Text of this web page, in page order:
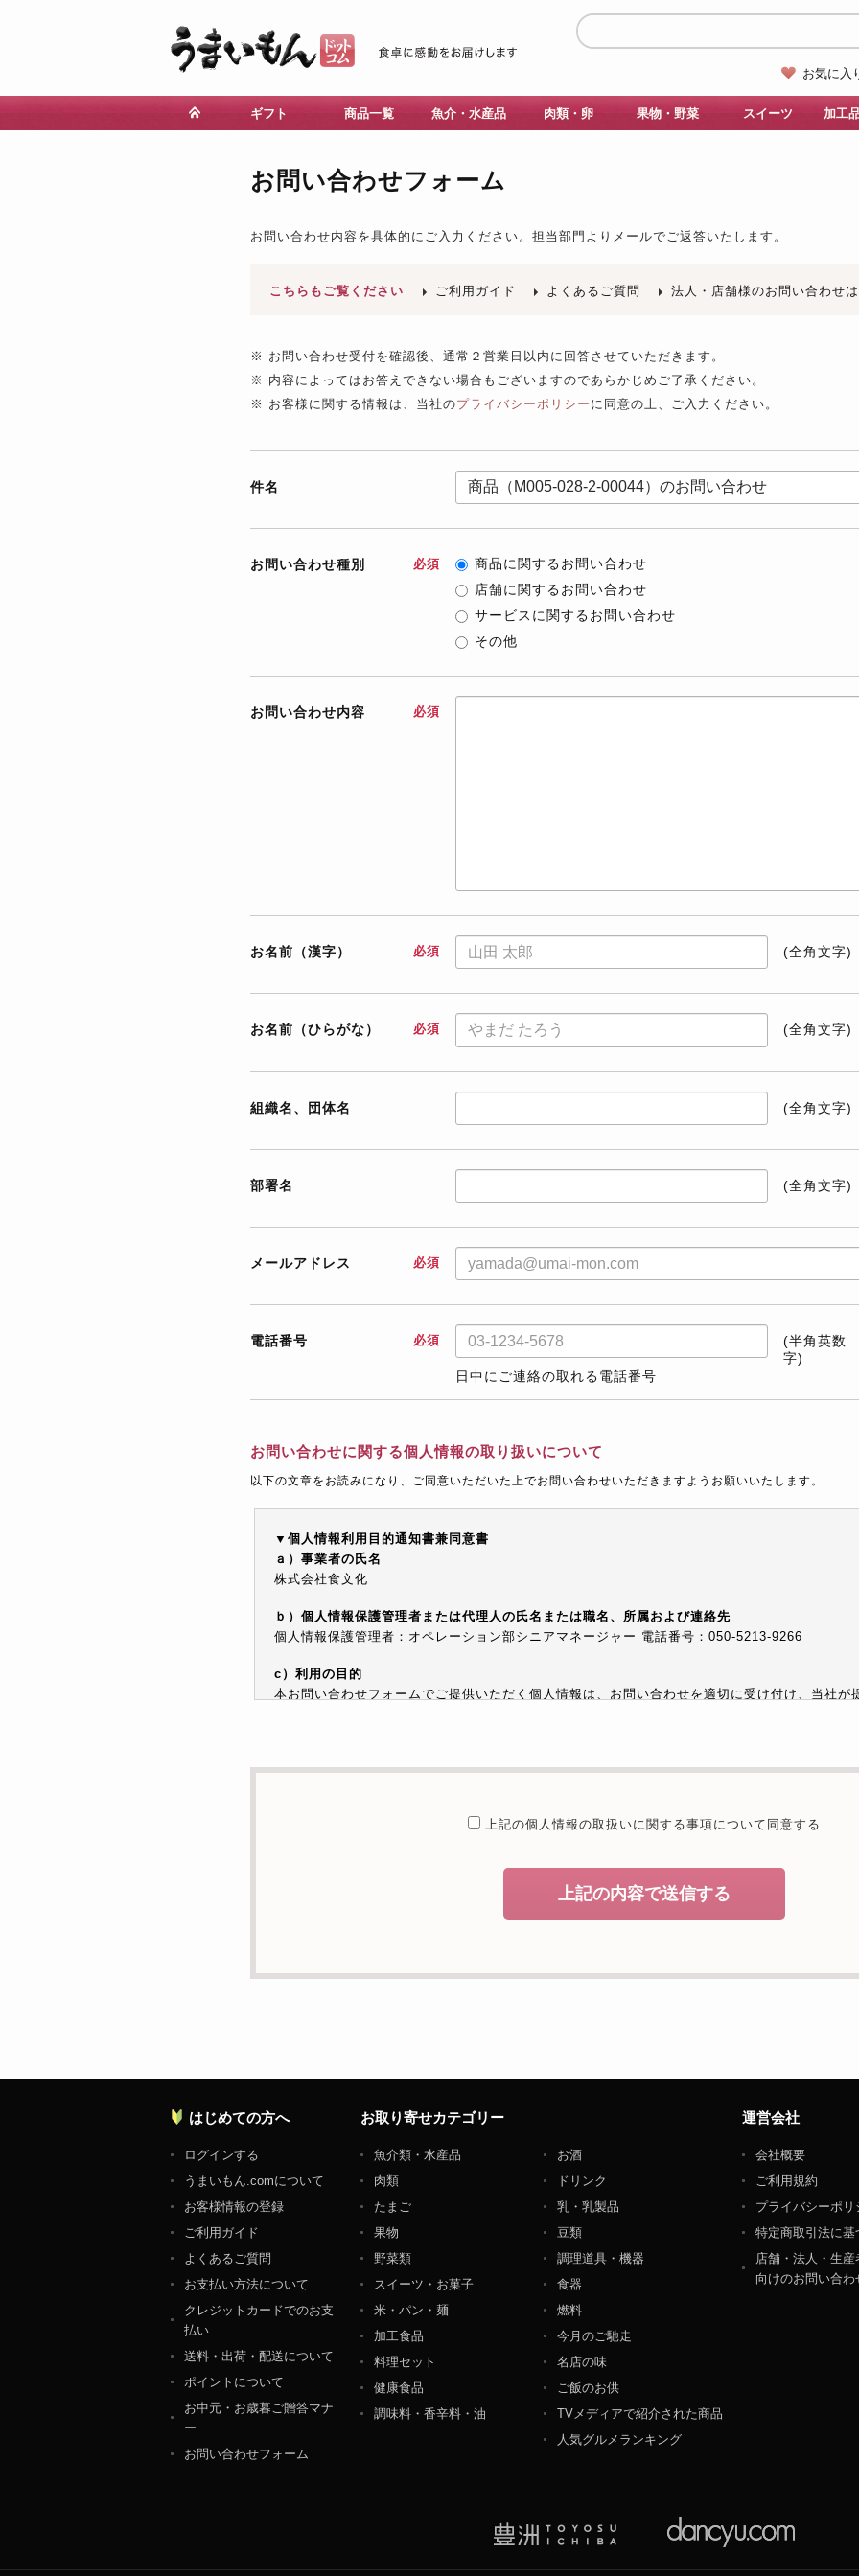
お気に入
ギフト 商品一覧 魚介・水産品 肉類・卵 果物・野菜 スイーツ 加工
お問い合わせフォーム
お問い合わせ内容を具体的にご入力ください。担当部門よりメールでご返答いたします。
こちらもご覧ください ご利用ガイド よくあるご質問 法人・店舗様のお問い合わせ
※ お問い合わせ受付を確認後、通常２営業日以内に回答させていただきます。
※ 内容によってはお答えできない場合もございますのであらかじめご了承ください。
※ お客様に関する情報は、当社のプライバシーポリシー に同意の上、ご入力ください。
件名
お問い合わせ種別 必須
商品に関するお問い合わせ
店舗に関するお問い合わせ
サービスに関するお問い合わせ
その他
お問い合わせ内容 必須
お名前（漢字） 必須 (全角文字)
お名前（ひらがな） 必須 (全角文字)
組織名、団体名 (全角文字)
部署名 (全角文字)
メールアドレス 必須
電話番号 必須
日中にご連絡の取れる電話番号
(半角英数
字)
お問い合わせに関する個人情報の取り扱いについて
以下の文章をお読みになり、ご同意いただいた上でお問い合わせいただきますようお願いいたします。
▼個人情報利用目的通知書兼同意書
ａ）事業者の氏名
株式会社食文化
ｂ）個人情報保護管理者または代理人の氏名または職名、所属および連絡先
個人情報保護管理者：オペレーション部シニアマネージャー 電話番号：050-5213-9266
c）利用の目的
本お問い合わせフォームでご提供いただく個人情報は、お問い合わせを適切に受け付け、当社が
本人の同意がある場合または法令に基づく場合を除き、取得した個人情報を第三者に提供するこ
個人情報について当社が個人情報保護管理体制について一定の水準に達していると認めた委託者
f）開示対象個人情報の開示等および問合せ窓口について
ご本人からの求めにより、当社が保有する開示対象個人情報の利用目的の通知・開示・内容の訂
ます。これらには、お客様のお名前、ご住所、電話番号、電子メールアドレスなど、お客様を特
個人情報保護管理者：オペレーション部シニアマネージャー
〒106-0044 東京都港区東麻布一丁目２７番１号 東麻布食文化ビル４階
ＴＥＬ：050-5213-9266
ＦＡＸ：047-401-6847
上記の個人情報の取扱いに関する事項について同意する
上記の内容で送信する
はじめての方へ
ログインする
うまいもん.comについて
お客様情報の登録
ご利用ガイド
よくあるご質問
お支払い方法について
クレジットカードでのお支
払い
送料・出荷・配送について
ポイントについて
お中元・お歳暮ご贈答マナ
ー
お問い合わせフォーム
お取り寄せカテゴリー
魚介類・水産品
肉類
たまご
果物
野菜類
スイーツ・お菓子
米・パン・麺
加工食品
料理セット
健康食品
調味料・香辛料・油
お酒
ドリンク
乳・乳製品
豆類
調理道具・機器
食器
燃料
今月のご馳走
名店の味
ご飯のお供
TVメディアで紹介された商品
人気グルメランキング
運営会社
会社概要
ご利用規約
プライバシーポリ
特定商取引法に基
店舗・法人・生産
向けのお問い合わ